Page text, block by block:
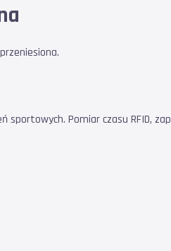
sportowych. Pomiar czasu RFID,